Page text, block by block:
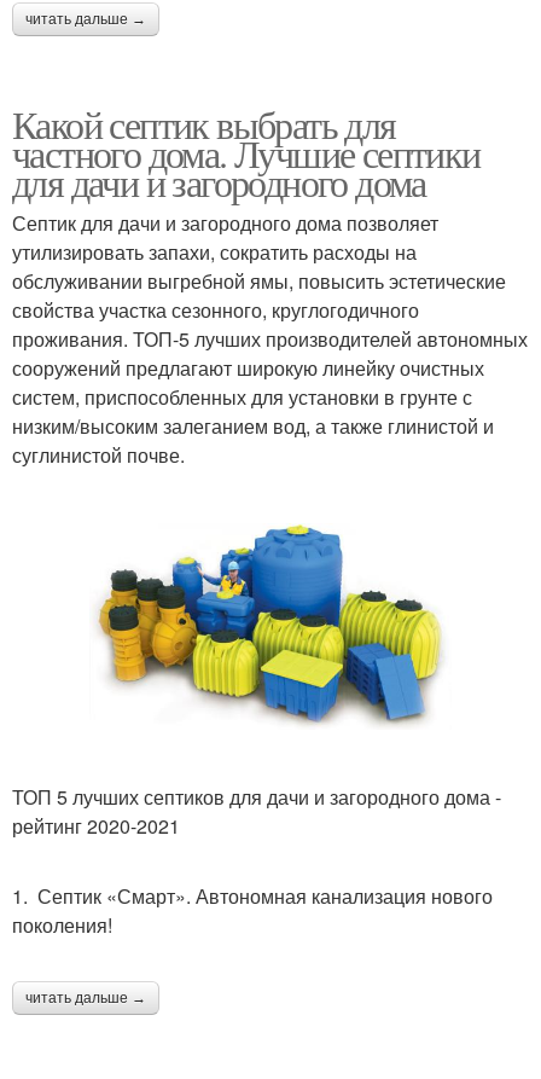
читать дальше →
Какой септик выбрать для
частного дома. Лучшие септики
для дачи и загородного дома
Септик для дачи и загородного дома позволяет
утилизировать запахи, сократить расходы на
обслуживании выгребной ямы, повысить эстетические
свойства участка сезонного, круглогодичного
проживания. ТОП-5 лучших производителей автономных
сооружений предлагают широкую линейку очистных
систем, приспособленных для установки в грунте с
низким/высоким залеганием вод, а также глинистой и
суглинистой почве.
ТОП 5 лучших септиков для дачи и загородного дома -
рейтинг 2020-2021
1. Септик «Смарт». Автономная канализация нового
поколения!
читать дальше →